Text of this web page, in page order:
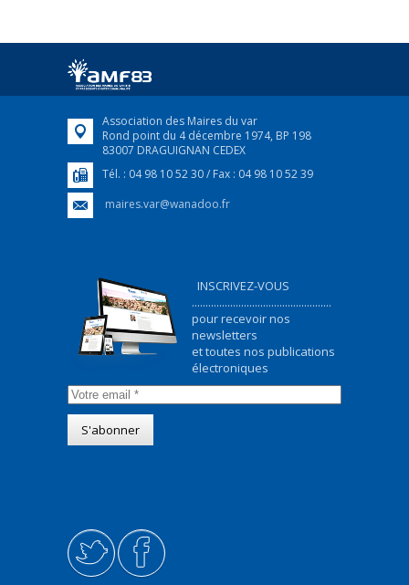
Association des Maires du var
Rond point du 4 décembre 1974, BP 198
83007 DRAGUIGNAN CEDEX
Tél. : 04 98 10 52 30 / Fax : 04 98 10 52 39
maires.var@wanadoo.fr
INSCRIVEZ-VOUS
...................................................
pour recevoir nos
newsletters
et toutes nos publications
électroniques